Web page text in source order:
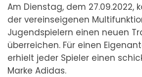
Am Dienstag, dem 27.09.2022,
der vereinseigenen
Jugendspielern einen neuen
überreichen. Für einen
erhielt jeder Spieler einen
Marke Adidas.